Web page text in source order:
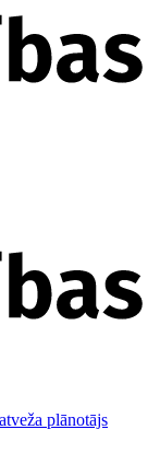
plānotājs